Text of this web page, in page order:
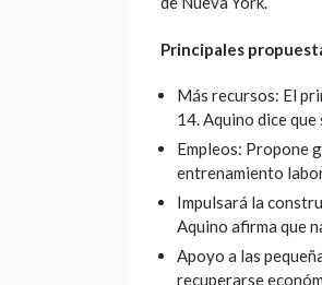
Principales
Más recursos: El
14. Aquino dice
Empleos: Propone
entrenamiento
Impulsará la
Aquino afirma que
Apoyo a las
recuperarse